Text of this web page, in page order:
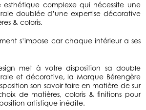
esthétique complexe qui nécessite une
doublée d’une expertise décorative
& coloris.
s’impose car chaque intérieur a ses
met à votre disposition sa double
et décorative, la Marque Bérengère
son savoir faire en matière de sur
de matières, coloris & finitions pour
artistique inédite.